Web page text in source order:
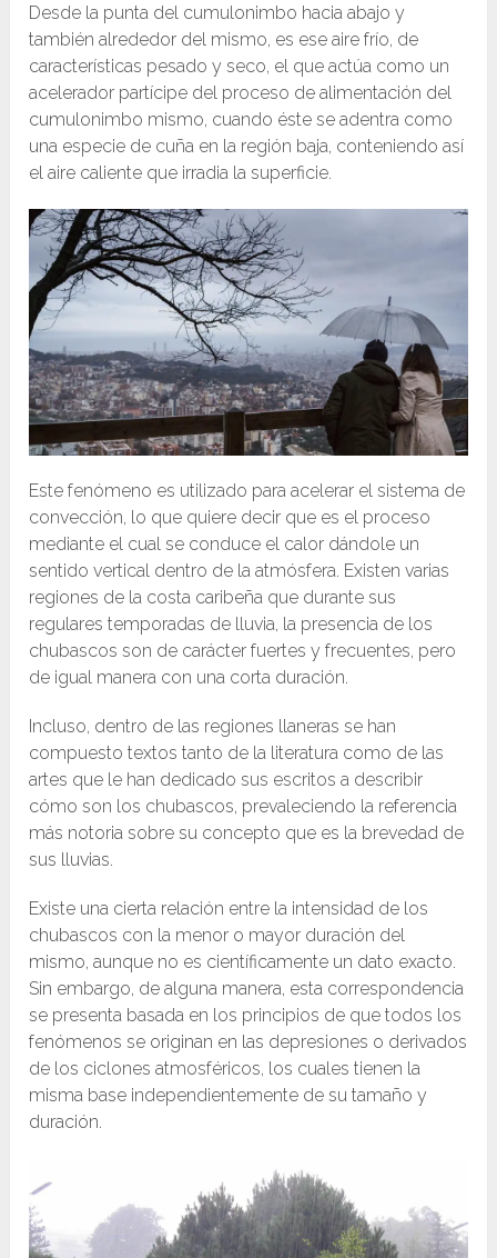
Desde la punta del cumulonimbo hacia abajo y
también alrededor del mismo, es ese aire frío, de
características pesado y seco, el que actúa como un
acelerador partícipe del proceso de alimentación del
cumulonimbo mismo, cuando éste se adentra como
una especie de cuña en la región baja, conteniendo así
el aire caliente que irradia la superficie.
Este fenómeno es utilizado para acelerar el sistema de
convección, lo que quiere decir que es el proceso
mediante el cual se conduce el calor dándole un
sentido vertical dentro de la atmósfera. Existen varias
regiones de la costa caribeña que durante sus
regulares temporadas de lluvia, la presencia de los
chubascos son de carácter fuertes y frecuentes, pero
de igual manera con una corta duración.
Incluso, dentro de las regiones llaneras se han
compuesto textos tanto de la literatura como de las
artes que le han dedicado sus escritos a describir
cómo son los chubascos, prevaleciendo la referencia
más notoria sobre su concepto que es la brevedad de
sus lluvias.
Existe una cierta relación entre la intensidad de los
chubascos con la menor o mayor duración del
mismo, aunque no es científicamente un dato exacto.
Sin embargo, de alguna manera, esta correspondencia
se presenta basada en los principios de que todos los
fenómenos se originan en las depresiones o derivados
de los ciclones atmosféricos, los cuales tienen la
misma base independientemente de su tamaño y
duración.